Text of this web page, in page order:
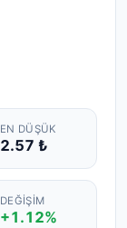
EN DÜŞÜK
2.57 ₺
DEĞIŞIM
+1.12%